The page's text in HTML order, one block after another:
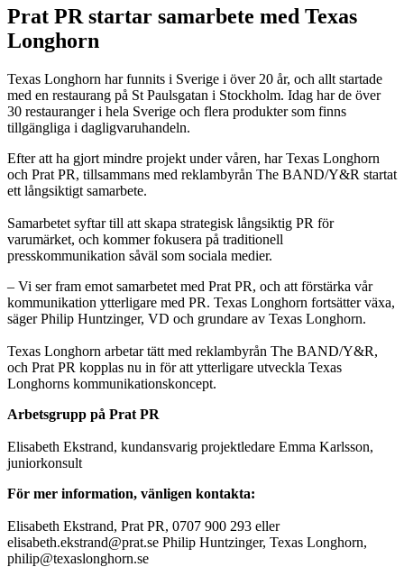
Prat PR startar samarbete med Texas
Longhorn
Texas Longhorn har funnits i Sverige i över 20 år, och allt startade
med en restaurang på St Paulsgatan i Stockholm. Idag har de över
30 restauranger i hela Sverige och flera produkter som finns
tillgängliga i dagligvaruhandeln.
Efter att ha gjort mindre projekt under våren, har Texas Longhorn
och Prat PR, tillsammans med reklambyrån The BAND/Y&R startat
ett långsiktigt samarbete.
Samarbetet syftar till att skapa strategisk långsiktig PR för
varumärket, och kommer fokusera på traditionell
presskommunikation såväl som sociala medier.
– Vi ser fram emot samarbetet med Prat PR, och att förstärka vår
kommunikation ytterligare med PR. Texas Longhorn fortsätter växa,
säger Philip Huntzinger, VD och grundare av Texas Longhorn.
Texas Longhorn arbetar tätt med reklambyrån The BAND/Y&R,
och Prat PR kopplas nu in för att ytterligare utveckla Texas
Longhorns kommunikationskoncept.
Arbetsgrupp på Prat PR
Elisabeth Ekstrand, kundansvarig projektledare Emma Karlsson,
juniorkonsult
För mer information, vänligen kontakta:
Elisabeth Ekstrand, Prat PR, 0707 900 293 eller
elisabeth.ekstrand@prat.se Philip Huntzinger, Texas Longhorn,
philip@texaslonghorn.se